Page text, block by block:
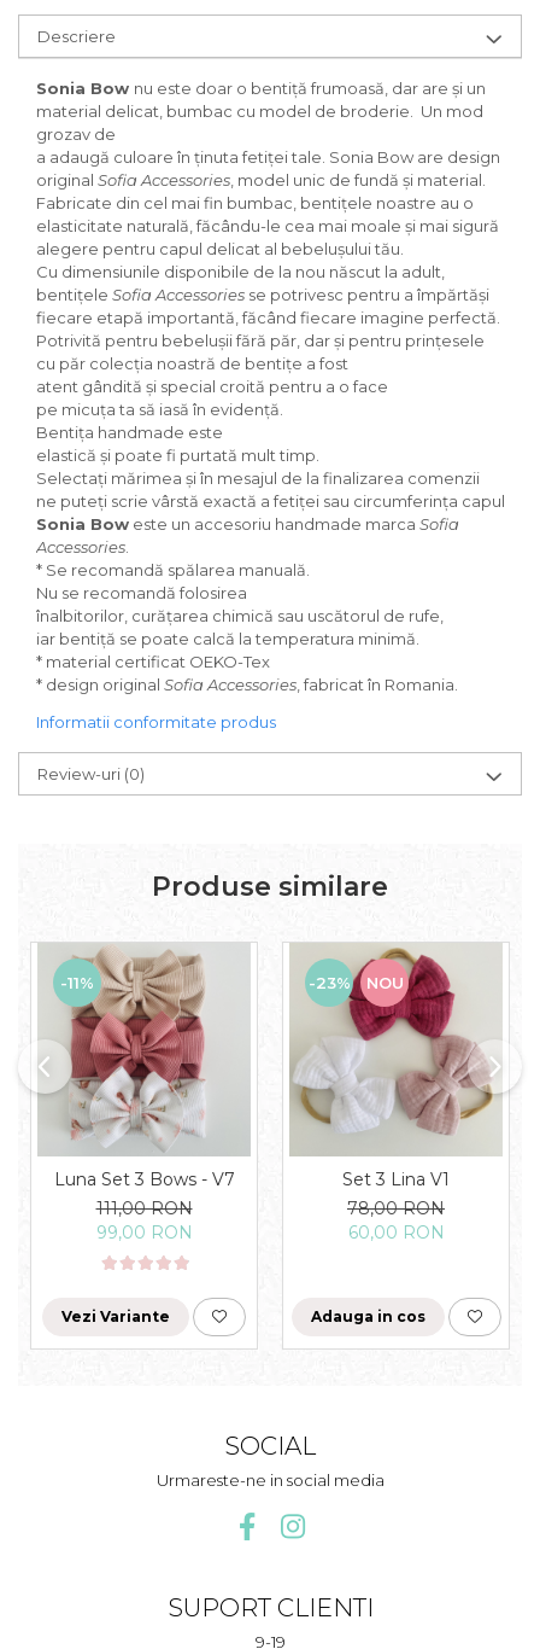
Descriere
Sonia Bow nu este doar o bentiță frumoasă, dar are și un
material delicat, bumbac cu model de broderie. Un mod
grozav de
a adaugă culoare în ținuta fetiței tale. Sonia Bow are design
original Sofia Accessories , model unic de fundă și material.
Fabricate din cel mai fin bumbac, bentițele noastre au o
elasticitate naturală, făcându-le cea mai moale și mai sigură
alegere pentru capul delicat al bebelușului tău.
Cu dimensiunile disponibile de la nou născut la adult,
bentițele Sofia Accessories se potrivesc pentru a împărtăși
fiecare etapă importantă, făcând fiecare imagine perfectă.
Potrivită pentru bebelușii fără păr, dar și pentru prințesele
cu păr colecția noastră de bentițe a fost
atent gândită și special croită pentru a o face
pe micuța ta să iasă în evidență.
Bentița handmade este
elastică și poate fi purtată mult timp.
Selectați mărimea și în mesajul de la finalizarea comenzii
ne puteți scrie vârstă exactă a fetiței sau circumferința capului.
Sonia Bow este un accesoriu handmade marca Sofia
Accessories
* Se recomandă spălarea manuală.
Nu se recomandă folosirea
înalbitorilor, curățarea chimică sau uscătorul de rufe,
iar bentiță se poate calcă la temperatura minimă.
* material certificat OEKO-Tex
* design original Sofia Accessories , fabricat în Romania.
Informatii conformitate produs
Review-uri (0)
Produse similare
-11%
Luna Set 3 Bows - V7
111,00 RON
99,00 RON
Vezi Variante
-23% NOU
Set 3 Lina V1
78,00 RON
60,00 RON
Adauga in cos
SOCIAL
Urmareste-ne in social media
SUPORT CLIENTI
9-19